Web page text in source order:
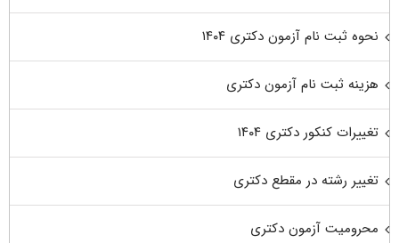
نحوه ثبت نام آزمون دکتری ۱۴۰۴
هزینه ثبت نام آزمون دکتری
تغییرات کنکور دکتری ۱۴۰۴
تغییر رشته در مقطع دکتری
محرومیت آزمون دکتری